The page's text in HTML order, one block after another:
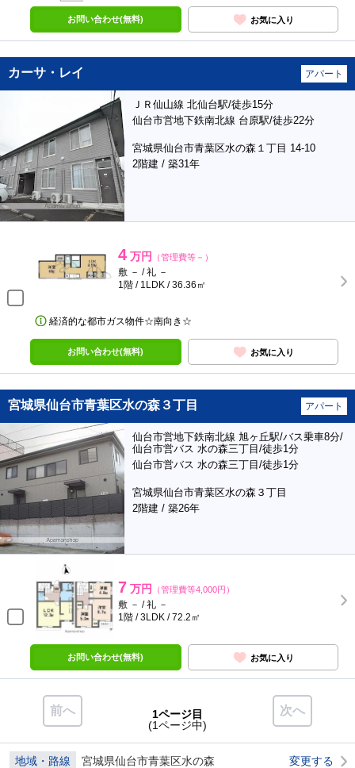
お問い合わせ(無料) お気に入り
カーサ・レイ アパート
ＪＲ仙山線 北仙台駅/徒歩15分
仙台市営地下鉄南北線 台原駅/徒歩22分
宮城県仙台市青葉区水の森１丁目 14-10
2階建 / 築31年
4 万円 （管理費等－）
敷 － / 礼 －
1階 / 1LDK / 36.36㎡
経済的な都市ガス物件☆南向き☆
お問い合わせ(無料) お気に入り
宮城県仙台市青葉区水の森３丁目 アパート
仙台市営地下鉄南北線 旭ヶ丘駅/バス乗車8分/
仙台市営バス 水の森三丁目/徒歩1分
仙台市営バス 水の森三丁目/徒歩1分
宮城県仙台市青葉区水の森３丁目
2階建 / 築26年
7 万円 （管理費等4,000円）
敷 － / 礼 －
1階 / 3LDK / 72.2㎡
お問い合わせ(無料) お気に入り
前へ 次へ
1ページ目
(1ページ中)
地域・路線 宮城県仙台市青葉区水の森 変更する